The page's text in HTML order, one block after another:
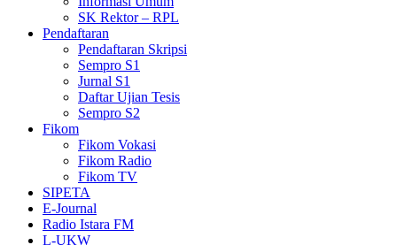
SK Rektor – RPL
Pendaftaran
Pendaftaran Skripsi
Sempro S1
Jurnal S1
Daftar Ujian Tesis
Sempro S2
Fikom
Fikom Vokasi
Fikom Radio
Fikom TV
SIPETA
E-Journal
Radio Istara FM
L-UKW